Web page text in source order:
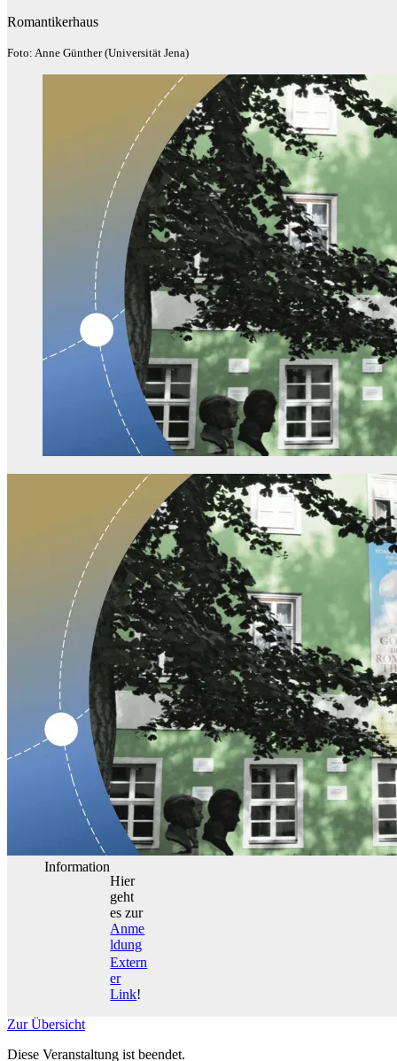
Romantikerhaus
Foto: Anne Günther (Universität Jena)
Information
Hier
geht
es zur
Anme
ldung
Extern
er
Link!
Zur Übersicht
Diese Veranstaltung ist beendet.